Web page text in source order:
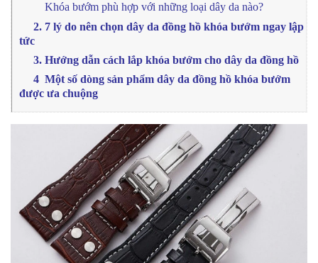
Khóa bướm phù hợp với những loại dây da nào?
2. 7 lý do nên chọn dây da đồng hồ khóa bướm ngay lập
tức
3. Hướng dẫn cách lắp khóa bướm cho dây da đồng hồ
4 Một số dòng sản phẩm dây da đồng hồ khóa bướm
được ưa chuộng